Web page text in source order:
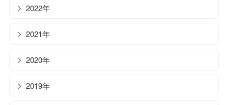
2022年
2021年
2020年
2019年